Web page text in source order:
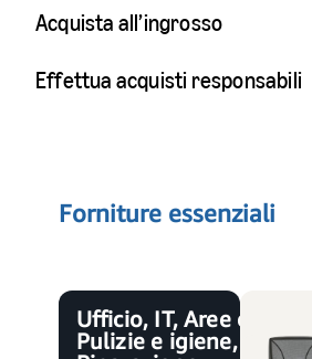
Acquista all’ingrosso
Effettua acquisti responsabili
Forniture essenziali
Ufficio, IT, Aree comuni,
Pulizie e igiene,